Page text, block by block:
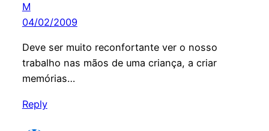
M
04/02/2009
Deve ser muito reconfortante ver o nosso
trabalho nas mãos de uma criança, a criar
memórias…
Reply